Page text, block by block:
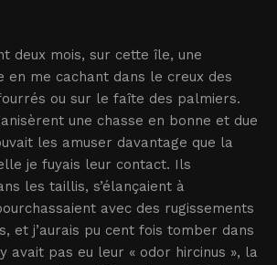
deux mois, sur cette île, une
en me cachant dans le creux des
ou sur le faîte des palmiers.
une chasse en bonne et due
les amuser davantage que la
je fuyais leur contact. Ils
les taillis, s’élançaient à
avec des rugissements
et j’aurais pu cent fois tomber dans
avait pas eu leur « odor hircinus », la